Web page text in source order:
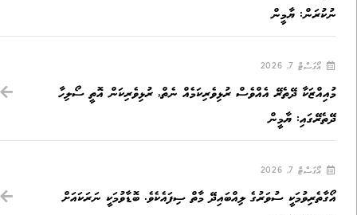
ނުކުރަން: ޔާމީން
އޯގަސްޓް 7, 2026
މުއިއްޒަކާ ދޭތެރޭ އެއްވެސް ރުޅިވެރިކަމެއް ނެތް, ރުޅިވެރިކަން އޮތީ ސޯލިހާ
ދޭތެރޭގައި: ޔާމީން
އޯގަސްޓް 7, 2026
އޯގާތެރިވުމަކީ ސުވަރުގެ ލިއްބައިދޭ މާތް ސިފައެކެވެ. ބޮޑާވުމަކީ ނަރަކައަށް